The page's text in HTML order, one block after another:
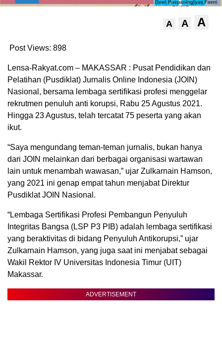
A A A
Post Views: 898
Lensa-Rakyat.com – MAKASSAR : Pusat Pendidikan dan
Pelatihan (Pusdiklat) Jurnalis Online Indonesia (JOIN)
Nasional, bersama lembaga sertifikasi profesi menggelar
rekrutmen penuluh anti korupsi, Rabu 25 Agustus 2021.
Hingga 23 Agustus, telah tercatat 75 peserta yang akan
ikut.
“Saya mengundang teman-teman jurnalis, bukan hanya
dari JOIN melainkan dari berbagai organisasi wartawan
lain untuk menambah wawasan,” ujar Zulkarnain Hamson,
yang 2021 ini genap empat tahun menjabat Direktur
Pusdiklat JOIN Nasional.
“Lembaga Sertifikasi Profesi Pembangun Penyuluh
Integritas Bangsa (LSP P3 PIB) adalah lembaga sertifikasi
yang beraktivitas di bidang Penyuluh Antikorupsi,” ujar
Zulkarnain Hamson, yang juga saat ini menjabat sebagai
Wakil Rektor IV Universitas Indonesia Timur (UIT)
Makassar.
ADVERTISEMENT